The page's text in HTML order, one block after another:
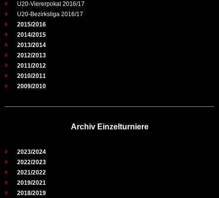
U20-Viererpokal 2016/17
U20-Bezirksliga 2016/17
2015/2016
2014/2015
2013/2014
2012/2013
2011/2012
2010/2011
2009/2010
Archiv Einzelturniere
2023/2024
2022/2023
2021/2022
2019/2021
2018/2019